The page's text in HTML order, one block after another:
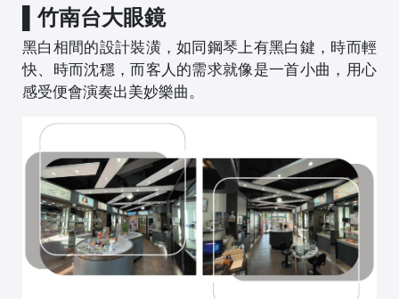
▌竹南台大眼鏡
黑白相間的設計裝潢，如同鋼琴上有黑白鍵，時而輕
快、時而沈穩，而客人的需求就像是一首小曲，用心
感受便會演奏出美妙樂曲。